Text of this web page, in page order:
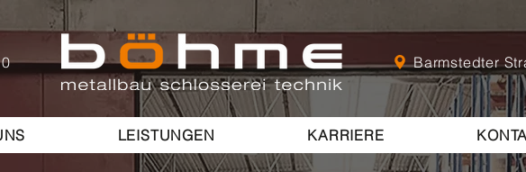
Barmstedter
LEISTUNGEN KARRIERE